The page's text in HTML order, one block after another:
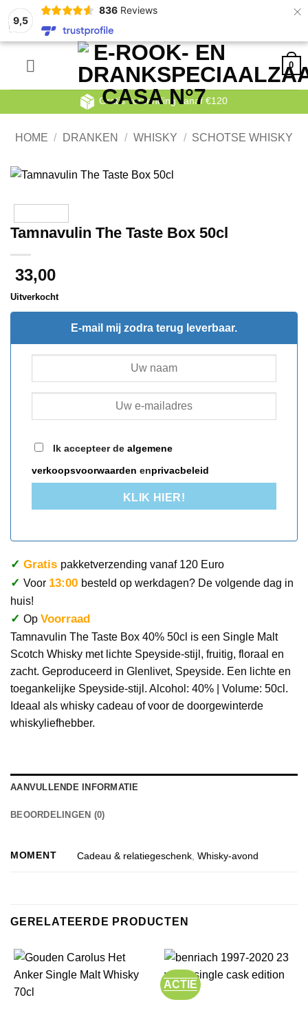
9,5
836 Reviews ×
0
Gratis verzending vanaf €120
HOME / DRANKEN / WHISKY / SCHOTSE WHISKY
Tamnavulin The Taste Box 50cl
33,00
Uitverkocht
E-mail mij zodra terug leverbaar.
Ik accepteer de algemene
verkoopsvoorwaarden enprivacbeleid
KLIK HIER!
✓ Gratis pakketverzending vanaf 120 Euro
✓ Voor 13:00 besteld op werkdagen? De volgende dag in
huis!
✓ Op Voorraad
Tamnavulin The Taste Box 40% 50cl is een Single Malt
Scotch Whisky met lichte Speyside-stijl, fruitig, floraal en
zacht. Geproduceerd in Glenlivet, Speyside. Een lichte en
toegankelijke Speyside-stijl. Alcohol: 40% | Volume: 50cl.
Ideaal als whisky cadeau of voor de doorgewinterde
whiskyliefhebber.
AANVULLENDE INFORMATIE
BEOORDELINGEN (0)
MOMENT Cadeau & relatiegeschenk,Whisky-avond
GERELATEERDE PRODUCTEN
ACTIE